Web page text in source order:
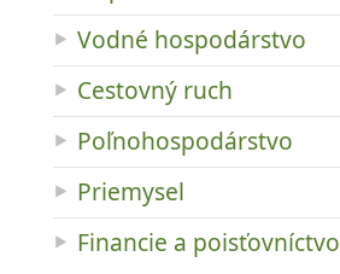
Vodné hospodárstvo
Cestovný ruch
Poľnohospodárstvo
Priemysel
Financie a poisťovníctvo